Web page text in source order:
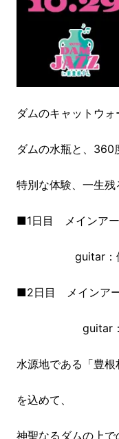
ダムのキャットウ
ダムの水瓶と、360
特別な体験、一生残
■1日目 メインア
guitar：伊
■2日目 メインア
guitar：砂掛
水源地である「豊
を込めて、
神聖なるダムの上